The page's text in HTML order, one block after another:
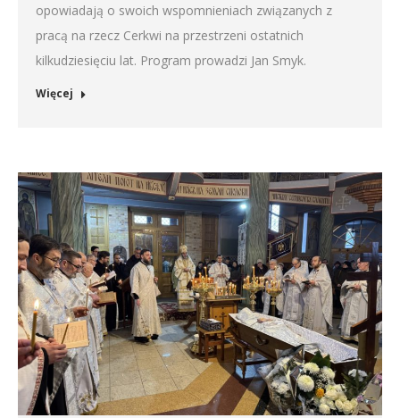
opowiadają o swoich wspomnieniach związanych z
pracą na rzecz Cerkwi na przestrzeni ostatnich
kilkudziesięciu lat. Program prowadzi Jan Smyk.
Więcej